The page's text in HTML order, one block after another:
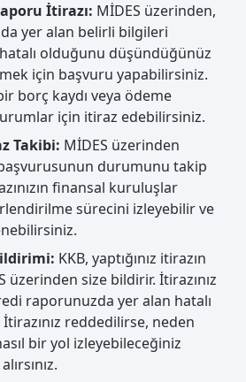
İtirazı: MİDES üzerinden,
yer alan belirli bilgileri
olduğunu düşündüğünüz
için başvuru yapabilirsiniz.
borç kaydı veya ödeme
için itiraz edebilirsiniz.
Takibi: MİDES üzerinden
başvurusunun durumunu takip
finansal kuruluşlar
sürecini izleyebilir ve
KKB, yaptığınız itirazın
üzerinden size bildirir. İtirazınız
raporunuzda yer alan hatalı
reddedilirse, neden
bir yol izleyebileceğiniz